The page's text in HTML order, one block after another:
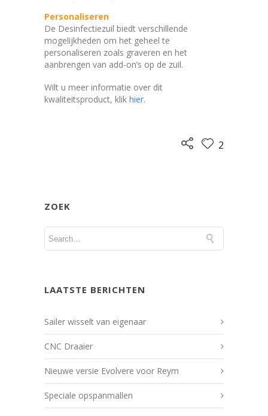
Personaliseren
De Desinfectiezuil biedt verschillende
mogelijkheden om het geheel te
personaliseren zoals graveren en het
aanbrengen van add-on’s op de zuil.
Wilt u meer informatie over dit
kwaliteitsproduct, klik hier.
2
ZOEK
LAATSTE BERICHTEN
Sailer wisselt van eigenaar
CNC Draaier
Nieuwe versie Evolvere voor Reym
Speciale opspanmallen